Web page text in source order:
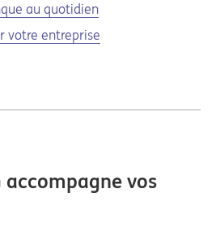
au quotidien
votre entreprise
accompagne vos